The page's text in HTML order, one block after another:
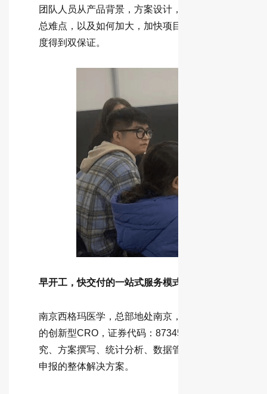
团队人员从产品背景，方案设计，临床操作，数据管
总难点，以及如何加大，加快项目的完成角度进行分
度得到双保证。
早开工，快交付的一站式服务模式
南京西格玛医学，总部地处南京，辐射全国。西格玛
的创新型CRO，证券代码：873450，致力于为医疗
究、方案撰写、统计分析、数据管理、监查、器械
申报的整体解决方案。